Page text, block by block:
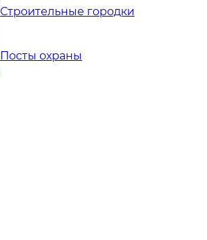
Строительные городки
Посты охраны